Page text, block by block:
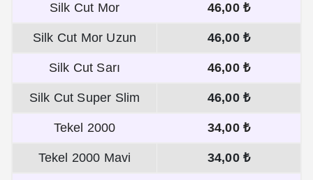
Silk Cut Mor 46,00 ₺
Silk Cut Mor Uzun 46,00 ₺
Silk Cut Sarı 46,00 ₺
Silk Cut Super Slim 46,00 ₺
Tekel 2000 34,00 ₺
Tekel 2000 Mavi 34,00 ₺